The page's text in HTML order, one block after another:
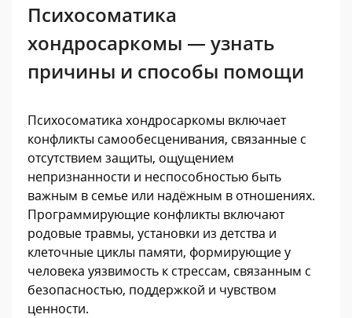
Психосоматика
хондросаркомы — узнать
причины и способы помощи
Психосоматика хондросаркомы включает
конфликты самообесценивания, связанные с
отсутствием защиты, ощущением
непризнанности и неспособностью быть
важным в семье или надёжным в отношениях.
Программирующие конфликты включают
родовые травмы, установки из детства и
клеточные циклы памяти, формирующие у
человека уязвимость к стрессам, связанным с
безопасностью, поддержкой и чувством
ценности.